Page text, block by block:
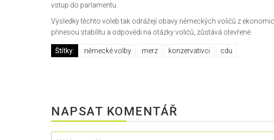
vstup do parlamentu.
Výsledky těchto voleb tak odrážejí obavy německých voličů z
přinesou stabilitu a odpovědi na otázky voličů, zůstává otevřené.
Štítky: německé volby merz konzervativci cdu
NAPSAT KOMENTÁŘ